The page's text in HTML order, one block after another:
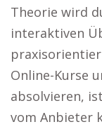
Theorie wird
interaktiven
Online-Kurse
absolvieren,
vom Anbieter